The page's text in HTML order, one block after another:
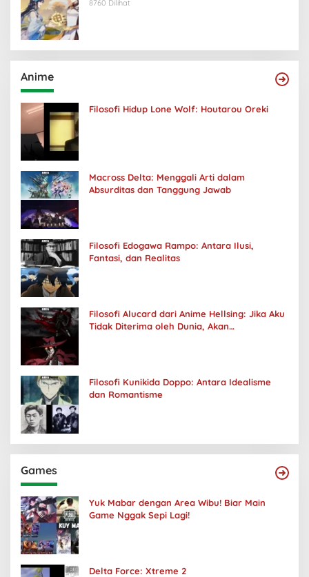
8760 Dilihat
Anime
Filosofi Hidup Lone Wolf: Houtarou Oreki
Macross Delta: Menggali Arti dalam
Absurditas dan Tanggung Jawab
Filosofi Edogawa Rampo: Antara Ilusi,
Fantasi, dan Realitas
Filosofi Alucard dari Anime Hellsing: Jika Aku
Tidak Diterima oleh Dunia, Akan
Filosofi Kunikida Doppo: Antara Idealisme
dan Romantisme
Games
Yuk Mabar dengan Area Wibu! Biar Main
Game Nggak Sepi Lagi!
Delta Force: Xtreme 2